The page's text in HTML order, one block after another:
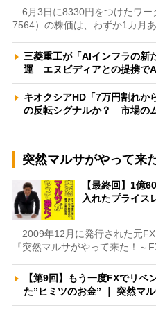
6月3日に8330円をつけたワー
7564）の株価は、わずか1カ月
三菱重工が「AIインフラの新
運 エヌビディアとの提携で
キオクシアHD「7万円割れか
の反転シグナルか？ 市場の
突然マルサがやって来
【最終回】1億
入れたプライス
2009年12月に発行された元
『突然マルサがやって来た！～
【第9回】もう一度FXでリ
た”ヒミツのお金” ｜ 突然マ